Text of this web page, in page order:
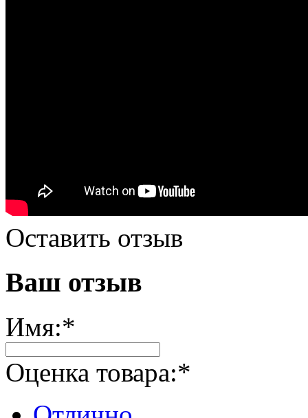
Оставить отзыв
Ваш отзыв
Имя:*
Оценка товара:*